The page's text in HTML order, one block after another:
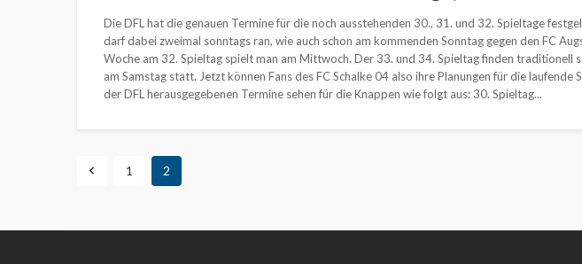
Die DFL hat die genauen Termine für die noch ausstehenden 30., 31. und 32. Spieltage
darf dabei zweimal sonntags ran, wie auch schon am kommenden Sonntag gegen den FC
Woche am 32. Spieltag spielt man am Mittwoch. Der 33. und 34. Spieltag finden traditionell
am Samstag statt. Jetzt können Fans des FC Schalke 04 also ihre Planungen für die laufende
der DFL herausgegebenen Termine sehen für die Knappen wie folgt aus: 30. Spieltag...
1 2